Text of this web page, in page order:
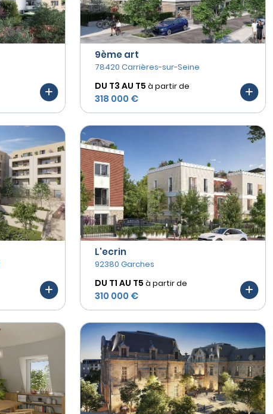
9ème art
78420 Carrières-sur-Seine
DU T3 AU T5 à partir de
318 000 €
L'ecrin
92380 Garches
DU T1 AU T5 à partir de
310 000 €